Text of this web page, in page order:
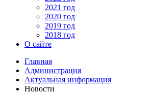
2021 год
2020 год
2019 год
2018 год
О сайте
Главная
Администрация
Актуальная информация
Новости